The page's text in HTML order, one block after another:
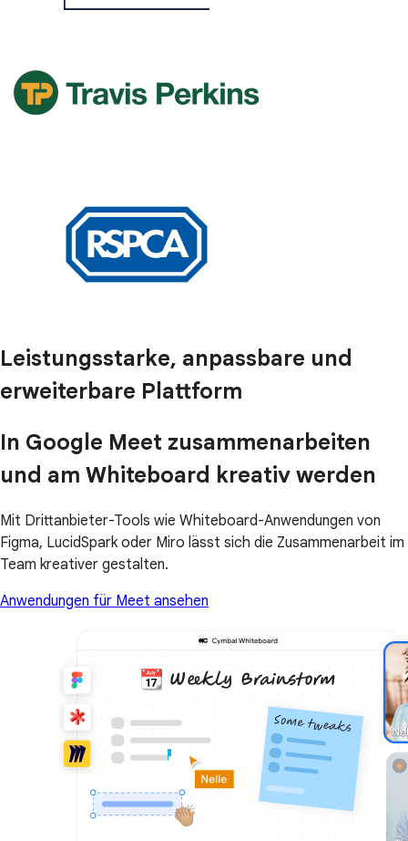
Leistungsstarke, anpassbare und
erweiterbare Plattform
In Google Meet zusammenarbeiten
und am Whiteboard kreativ werden
Mit Drittanbieter-Tools wie Whiteboard-Anwendungen von
Figma, LucidSpark oder Miro lässt sich die Zusammenarbeit im
Team kreativer gestalten.
Anwendungen für Meet ansehen